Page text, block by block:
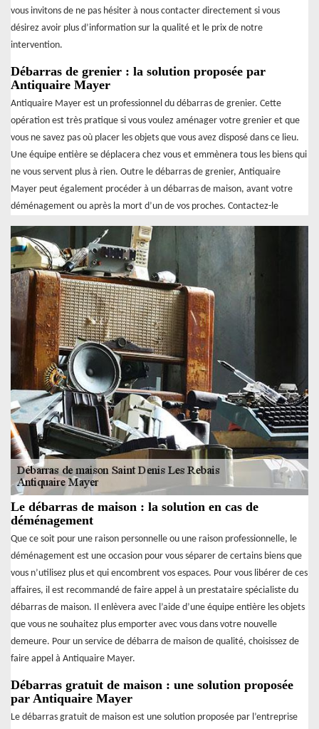
vous invitons de ne pas hésiter à nous contacter directement si vous
désirez avoir plus d’information sur la qualité et le prix de notre
intervention.
Débarras de grenier : la solution proposée par
Antiquaire Mayer
Antiquaire Mayer est un professionnel du débarras de grenier. Cette
opération est très pratique si vous voulez aménager votre grenier et que
vous ne savez pas où placer les objets que vous avez disposé dans ce lieu.
Une équipe entière se déplacera chez vous et emmènera tous les biens qui
ne vous servent plus à rien. Outre le débarras de grenier, Antiquaire
Mayer peut également procéder à un débarras de maison, avant votre
déménagement ou après la mort d’un de vos proches. Contactez-le
Le débarras de maison : la solution en cas de
déménagement
Que ce soit pour une raison personnelle ou une raison professionnelle, le
déménagement est une occasion pour vous séparer de certains biens que
vous n’utilisez plus et qui encombrent vos espaces. Pour vous libérer de ces
affaires, il est recommandé de faire appel à un prestataire spécialiste du
débarras de maison. Il enlèvera avec l’aide d’une équipe entière les objets
que vous ne souhaitez plus emporter avec vous dans votre nouvelle
demeure. Pour un service de débarra de maison de qualité, choisissez de
faire appel à Antiquaire Mayer.
Débarras gratuit de maison : une solution proposée
par Antiquaire Mayer
Le débarras gratuit de maison est une solution proposée par l’entreprise